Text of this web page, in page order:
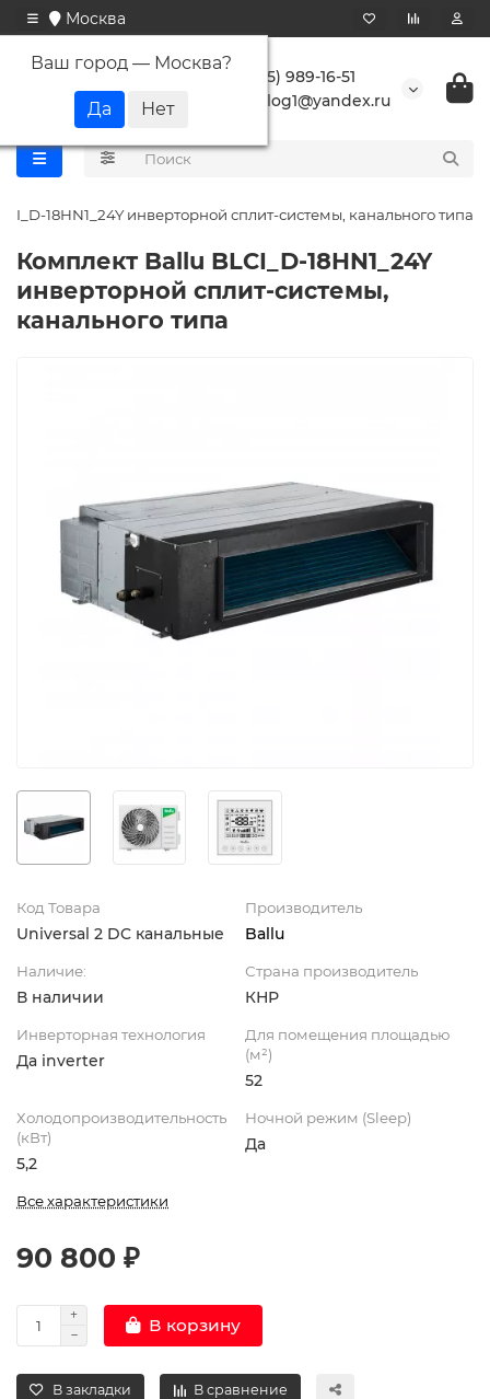
Москва
Ваш город — Москва?
+7 (495) 989-16-51
buranlog1@yandex.ru
18HN1_24Y инверторной сплит-системы, канального типа
Комплект Ballu BLCI_D-18HN1_24Y
инверторной сплит-системы,
канального типа
Код Товара
Universal 2 DC канальные
Производитель
Ballu
Наличие:
В наличии
Страна производитель
КНР
Инверторная технология
Да inverter
Для помещения площадью
(м²)
52
Холодопроизводительность
(кВт)
5,2
Ночной режим (Sleep)
Да
Все характеристики
90 800 ₽
В корзину
В закладки В сравнение